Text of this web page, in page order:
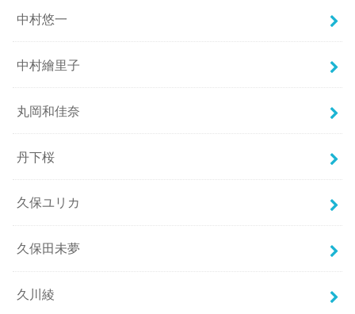
中村悠一
中村繪里子
丸岡和佳奈
丹下桜
久保ユリカ
久保田未夢
久川綾